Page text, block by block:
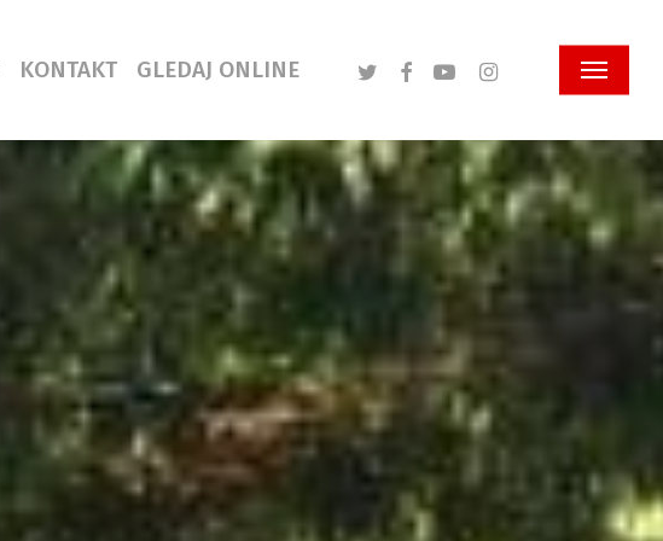
KONTAKT GLEDAJ ONLINE TwitterFacebook
YoutubeInstagram Menu